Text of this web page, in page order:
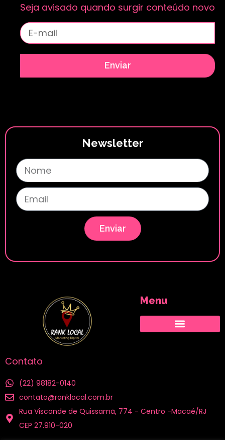
Seja avisado quando surgir conteúdo novo
Enviar
Newsletter
Enviar
Menu
Contato
(22) 98182-0140
contato@ranklocal.com.br
Rua Visconde de Quissamã, 774 - Centro -Macaé/RJ
CEP 27.910-020